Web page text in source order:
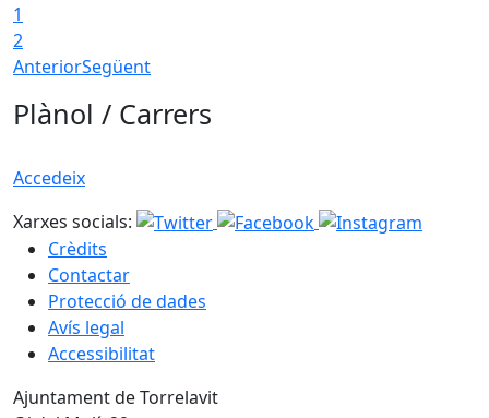
1
2
AnteriorSegüent
Plànol / Carrers
Accedeix
Xarxes socials:
Crèdits
Contactar
Protecció de dades
Avís legal
Accessibilitat
Ajuntament de Torrelavit